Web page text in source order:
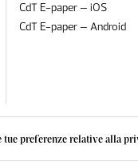
tue preferenze relative alla
CdT E-paper – iOS
CdT E-paper – Android